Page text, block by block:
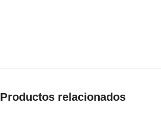
Productos relacionados